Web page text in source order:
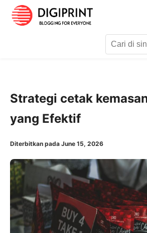
Strategi cetak
yang Efektif
Diterbitkan pada June 15, 2026